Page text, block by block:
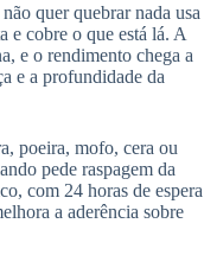
quer quebrar nada usa
e cobre o que está lá. A
e o rendimento chega a
e a profundidade da
poeira, mofo, cera ou
pede raspagem da
com 24 horas de espera
a aderência sobre